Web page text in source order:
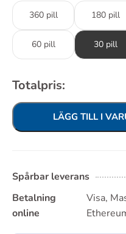
360 pill 180 pill
60 pill 30 pill
Totalpris:
LÄGG TILL I
Spårbar leverans
Betalning
online
Visa,